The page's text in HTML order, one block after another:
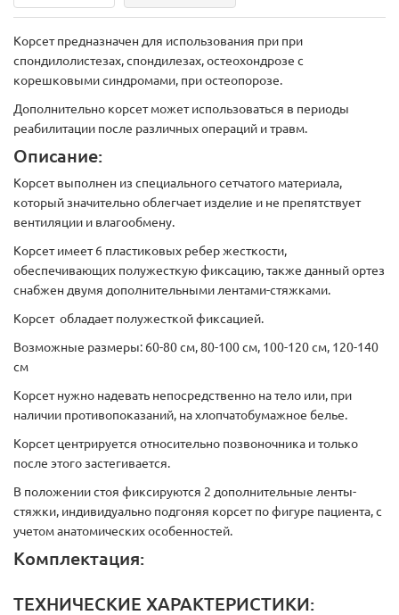
Корсет предназначен для использования при при
спондилолистезах, спондилезах, остеохондрозе с
корешковыми синдромами, при остеопорозе.
Дополнительно корсет может использоваться в периоды
реабилитации после различных операций и травм.
Описание:
Корсет выполнен из специального сетчатого материала,
который значительно облегчает изделие и не препятствует
вентиляции и влагообмену.
Корсет имеет 6 пластиковых ребер жесткости,
обеспечивающих полужесткую фиксацию, также данный ортез
снабжен двумя дополнительными лентами-стяжками.
Корсет обладает полужесткой фиксацией.
Возможные размеры: 60-80 см, 80-100 см, 100-120 см, 120-140
см
Корсет нужно надевать непосредственно на тело или, при
наличии противопоказаний, на хлопчатобумажное белье.
Корсет центрируется относительно позвоночника и только
после этого застегивается.
В положении стоя фиксируются 2 дополнительные ленты-
стяжки, индивидуально подгоняя корсет по фигуре пациента, с
учетом анатомических особенностей.
Комплектация:
ТЕХНИЧЕСКИЕ ХАРАКТЕРИСТИКИ: